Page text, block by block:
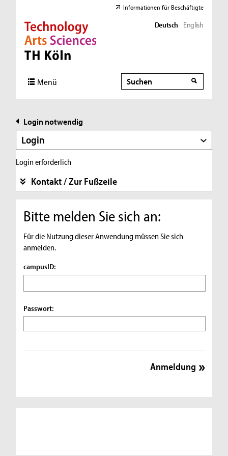
Direkt zur Hauptnavigation
Direkt zur Subnavigation
Direkt zum Inhalt
Direkt zum Fußbereich
Informationen für Beschäftigte
Deutsch English
Menü Suche
Suche
Login notwendig
Login
Login erforderlich
Kontakt / Zur Fußzeile
Bitte melden Sie sich an:
Für die Nutzung dieser Anwendung müssen Sie sich
anmelden.
campusID:
Passwort: